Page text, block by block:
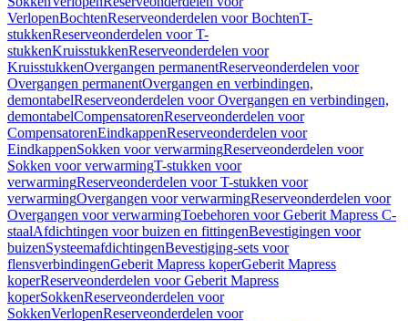
VerlopenBochtenReserveonderdelen voor BochtenT-
stukkenReserveonderdelen voor T-
stukkenKruisstukkenReserveonderdelen voor
KruisstukkenOvergangen permanentReserveonderdelen voor
Overgangen permanentOvergangen en verbindingen,
demontabelReserveonderdelen voor Overgangen en verbindingen,
demontabelCompensatorenReserveonderdelen voor
CompensatorenEindkappenReserveonderdelen voor
EindkappenSokken voor verwarmingReserveonderdelen voor
Sokken voor verwarmingT-stukken voor
verwarmingReserveonderdelen voor T-stukken voor
verwarmingOvergangen voor verwarmingReserveonderdelen voor
Overgangen voor verwarmingToebehoren voor Geberit Mapress C-
staalAfdichtingen voor buizen en fittingenBevestigingen voor
buizenSysteemafdichtingenBevestiging-sets voor
flensverbindingenGeberit Mapress koperGeberit Mapress
koperReserveonderdelen voor Geberit Mapress
koperSokkenReserveonderdelen voor
SokkenVerlopenReserveonderdelen voor